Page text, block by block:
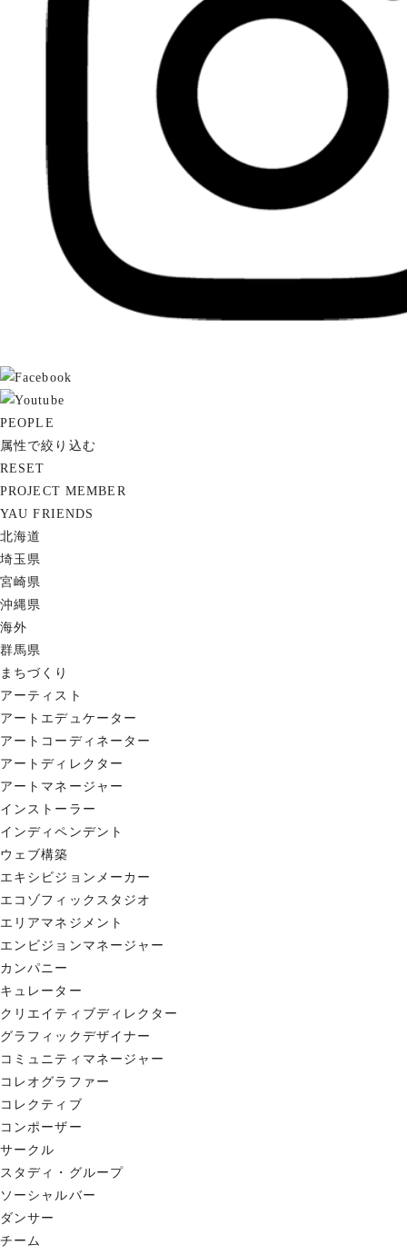
PEOPLE
属性で絞り込む
RESET
PROJECT MEMBER
YAU FRIENDS
北海道
埼玉県
宮崎県
沖縄県
海外
群馬県
まちづくり
アーティスト
アートエデュケーター
アートコーディネーター
アートディレクター
アートマネージャー
インストーラー
インディペンデント
ウェブ構築
エキシビジョンメーカー
エコゾフィックスタジオ
エリアマネジメント
エンビジョンマネージャー
カンパニー
キュレーター
クリエイティブディレクター
グラフィックデザイナー
コミュニティマネージャー
コレオグラファー
コレクティブ
コンポーザー
サークル
スタディ・グループ
ソーシャルバー
ダンサー
チーム